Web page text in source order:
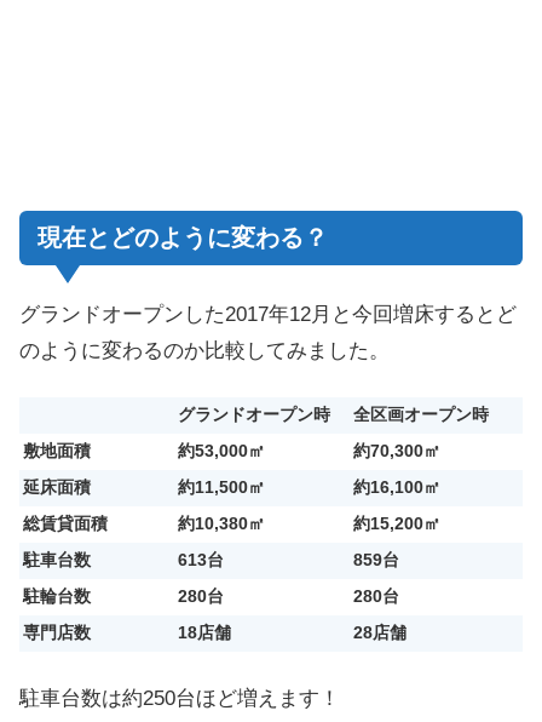
現在とどのように変わる？
グランドオープンした2017年12月と今回増床するとど
のように変わるのか比較してみました。
グランドオープン時
全区画オープン時
敷地面積
約53,000㎡
約70,300㎡
延床面積
約11,500㎡
約16,100㎡
総賃貸面積
約10,380㎡
約15,200㎡
駐車台数
613台
859台
駐輪台数
280台
280台
専門店数
18店舗 28店舗
駐車台数は約250台ほど増えます！